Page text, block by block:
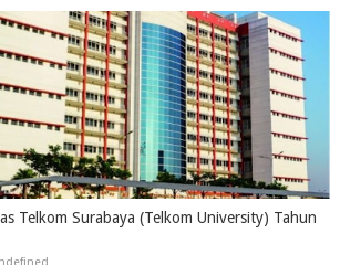
Telkom Surabaya (Telkom University) Tahun